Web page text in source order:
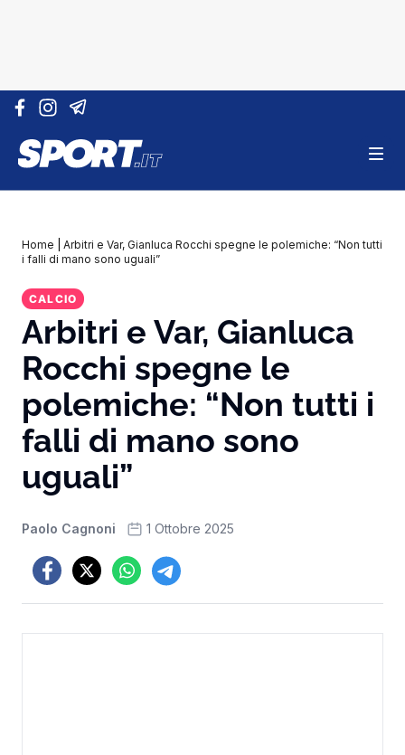
Vai al contenuto
Home
Arbitri e Var, Gianluca Rocchi spegne le polemiche: “Non tutti
i falli di mano sono uguali”
CALCIO
Arbitri e Var, Gianluca
Rocchi spegne le
polemiche: “Non tutti i
falli di mano sono
uguali”
Paolo Cagnoni 1 Ottobre 2025